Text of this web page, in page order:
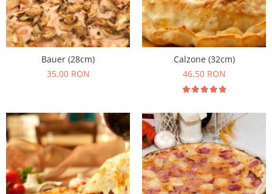
Bauer (28cm)
35,00 RON
Calzone (32cm)
46,50 RON